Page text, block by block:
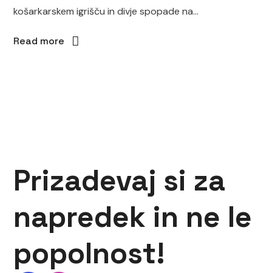
košarkarskem igrišču in divje spopade na...
Read more
Prizadevaj si za
napredek in ne le
popolnost!